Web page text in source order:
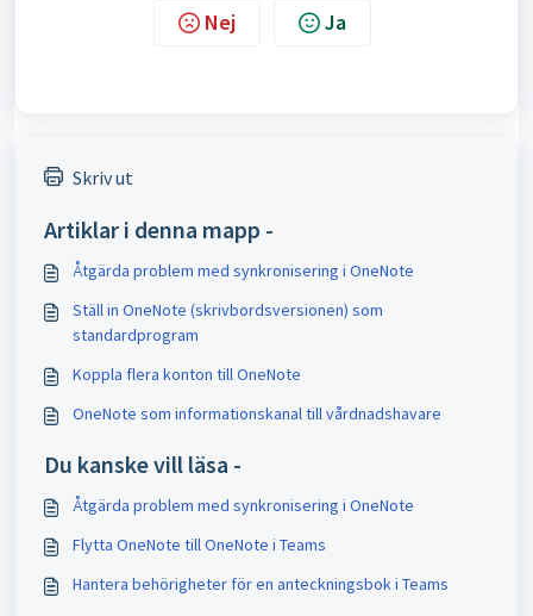
Nej Ja
Skriv ut
Artiklar i denna mapp -
Åtgärda problem med synkronisering i OneNote
Ställ in OneNote (skrivbordsversionen) som
standardprogram
Koppla flera konton till OneNote
OneNote som informationskanal till vårdnadshavare
Du kanske vill läsa -
Åtgärda problem med synkronisering i OneNote
Flytta OneNote till OneNote i Teams
Hantera behörigheter för en anteckningsbok i Teams